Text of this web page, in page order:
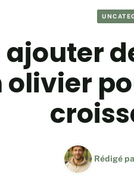
olivier
Rédigé